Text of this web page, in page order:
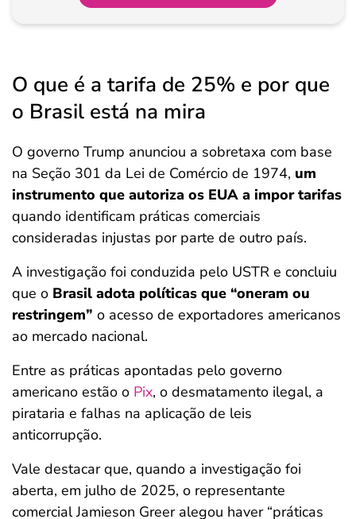
O que é a tarifa de 25% e por que
o Brasil está na mira
O governo Trump anunciou a sobretaxa com base
na Seção 301 da Lei de Comércio de 1974, um
instrumento que autoriza os EUA a impor tarifas
quando identificam práticas comerciais
consideradas injustas por parte de outro país.
A investigação foi conduzida pelo USTR e concluiu
que o Brasil adota políticas que “oneram ou
restringem” o acesso de exportadores americanos
ao mercado nacional.
Entre as práticas apontadas pelo governo
americano estão o Pix, o desmatamento ilegal, a
pirataria e falhas na aplicação de leis
anticorrupção.
Vale destacar que, quando a investigação foi
aberta, em julho de 2025, o representante
comercial Jamieson Greer alegou haver “práticas